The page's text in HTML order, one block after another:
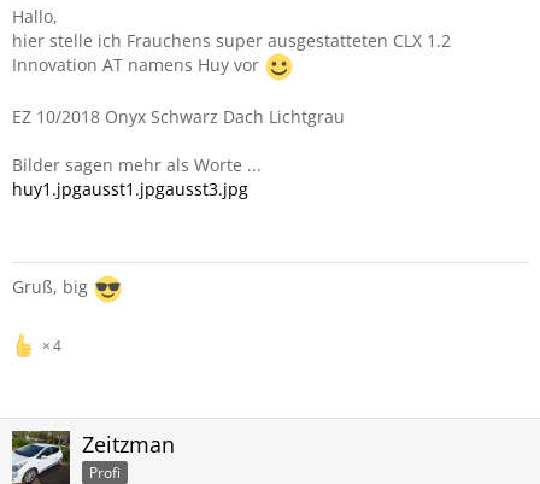
Hallo,
hier stelle ich Frauchens super ausgestatteten CLX 1.2
Innovation AT namens Huy vor
EZ 10/2018 Onyx Schwarz Dach Lichtgrau
Bilder sagen mehr als Worte ...
huy1.jpgausst1.jpgausst3.jpg
Gruß, big
4
Zeitzman
Profi